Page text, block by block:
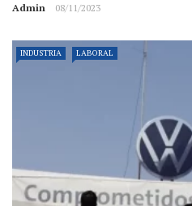
Admin 08/11/2023
INDUSTRIA LABORAL